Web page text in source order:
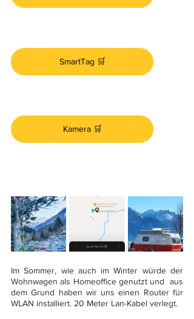
SmartTag 🛒
Kamera 🛒
Im Sommer, wie auch im Winter würde der
Wohnwagen als Homeoffice genutzt und  aus
dem Grund haben wir uns einen Router für
WLAN installiert. 20 Meter Lan-Kabel verlegt.